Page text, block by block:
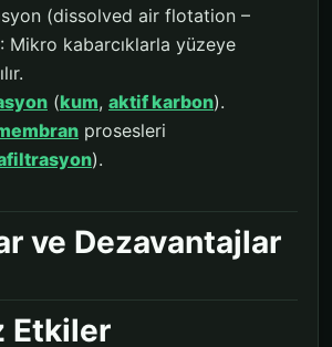
(dissolved air flotation –
Mikro kabarcıklarla yüzeye
(kum, aktif karbon).
prosesleri
).
ve Dezavantajlar
Etkiler